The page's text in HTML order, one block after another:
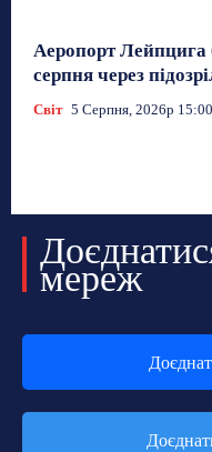
Аеропорт Лейпцига
серпня через
Світ 5 Серпня, 2026р 15:00
мереж